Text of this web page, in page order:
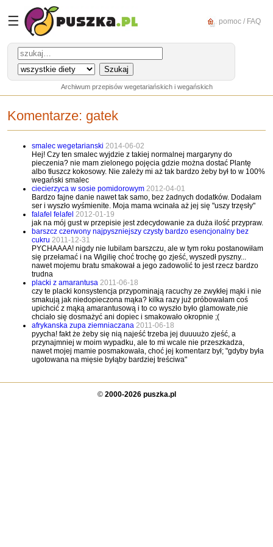
☰ pomoc / FAQ
Archiwum przepisów wegetariańskich i wegańskich
Komentarze: gatek
smalec wegetarianski 2014-06-02
Hej! Czy ten smalec wyjdzie z takiej normalnej margaryny do
pieczenia? nie mam zielonego pojęcia gdzie można dostać Plantę
albo tłuszcz kokosowy. Nie zależy mi aż tak bardzo żeby był to w 100%
wegański smalec
ciecierzyca w sosie pomidorowym 2012-04-01
Bardzo fajne danie nawet tak samo, bez żadnych dodatków. Dodałam
ser i wyszło wyśmienite. Moja mama wcinała aż jej się "uszy trzęsły"
falafel felafel 2012-01-19
jak na mój gust w przepisie jest zdecydowanie za duża ilość przypraw.
barszcz czerwony najpyszniejszy czysty bardzo esencjonalny bez
cukru 2011-12-31
PYCHAAAA! nigdy nie lubilam barszczu, ale w tym roku postanowiłam
się przełamać i na Wigilię choć trochę go zjeść, wyszedł pyszny...
nawet mojemu bratu smakował a jego zadowolić to jest rzecz bardzo
trudna
placki z amarantusa 2011-06-18
czy te placki konsystencja przypominają racuchy ze zwykłej mąki i nie
smakują jak niedopieczona mąka? kilka razy już próbowałam coś
upichcić z mąką amarantusową i to co wyszło było glamowate,nie
chciało się dosmażyć ani dopiec i smakowało okropnie ;(
afrykanska zupa ziemniaczana 2011-06-18
pyycha! fakt że żeby się nią najeść trzeba jej duuuużo zjeść, a
przynajmniej w moim wypadku, ale to mi wcale nie przeszkadza,
nawet mojej mamie posmakowała, choć jej komentarz był; "gdyby była
ugotowana na mięsie byłąby bardziej treściwa"
© 2000-2026 puszka.pl